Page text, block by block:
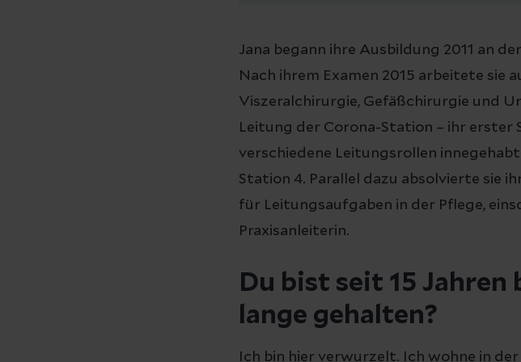
Jana begann ihre Ausbildung 2011 an
Nach ihrem Examen 2015 arbeitete sie
Viszeralchirurgie, Gefäßchirurgie und
Leitung der Corona-Station – ihr erster
verschiedene Leitungsrollen
Station 4. Parallel dazu absolvierte sie
für Leitungsaufgaben in der Pflege,
Praxisanleiterin.
Du bist seit 15 Jahren
lange gehalten?
Ich bin hier verwurzelt. Ich wohne in